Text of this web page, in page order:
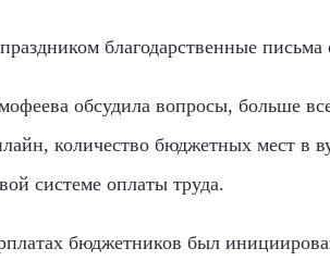
благодарственные
обсудила вопросы, больше
количество бюджетных мест в
системе оплаты труда.
бюджетников был